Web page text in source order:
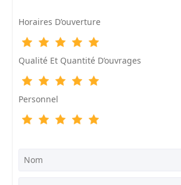
Horaires D’ouverture
Qualité Et Quantité D’ouvrages
Personnel